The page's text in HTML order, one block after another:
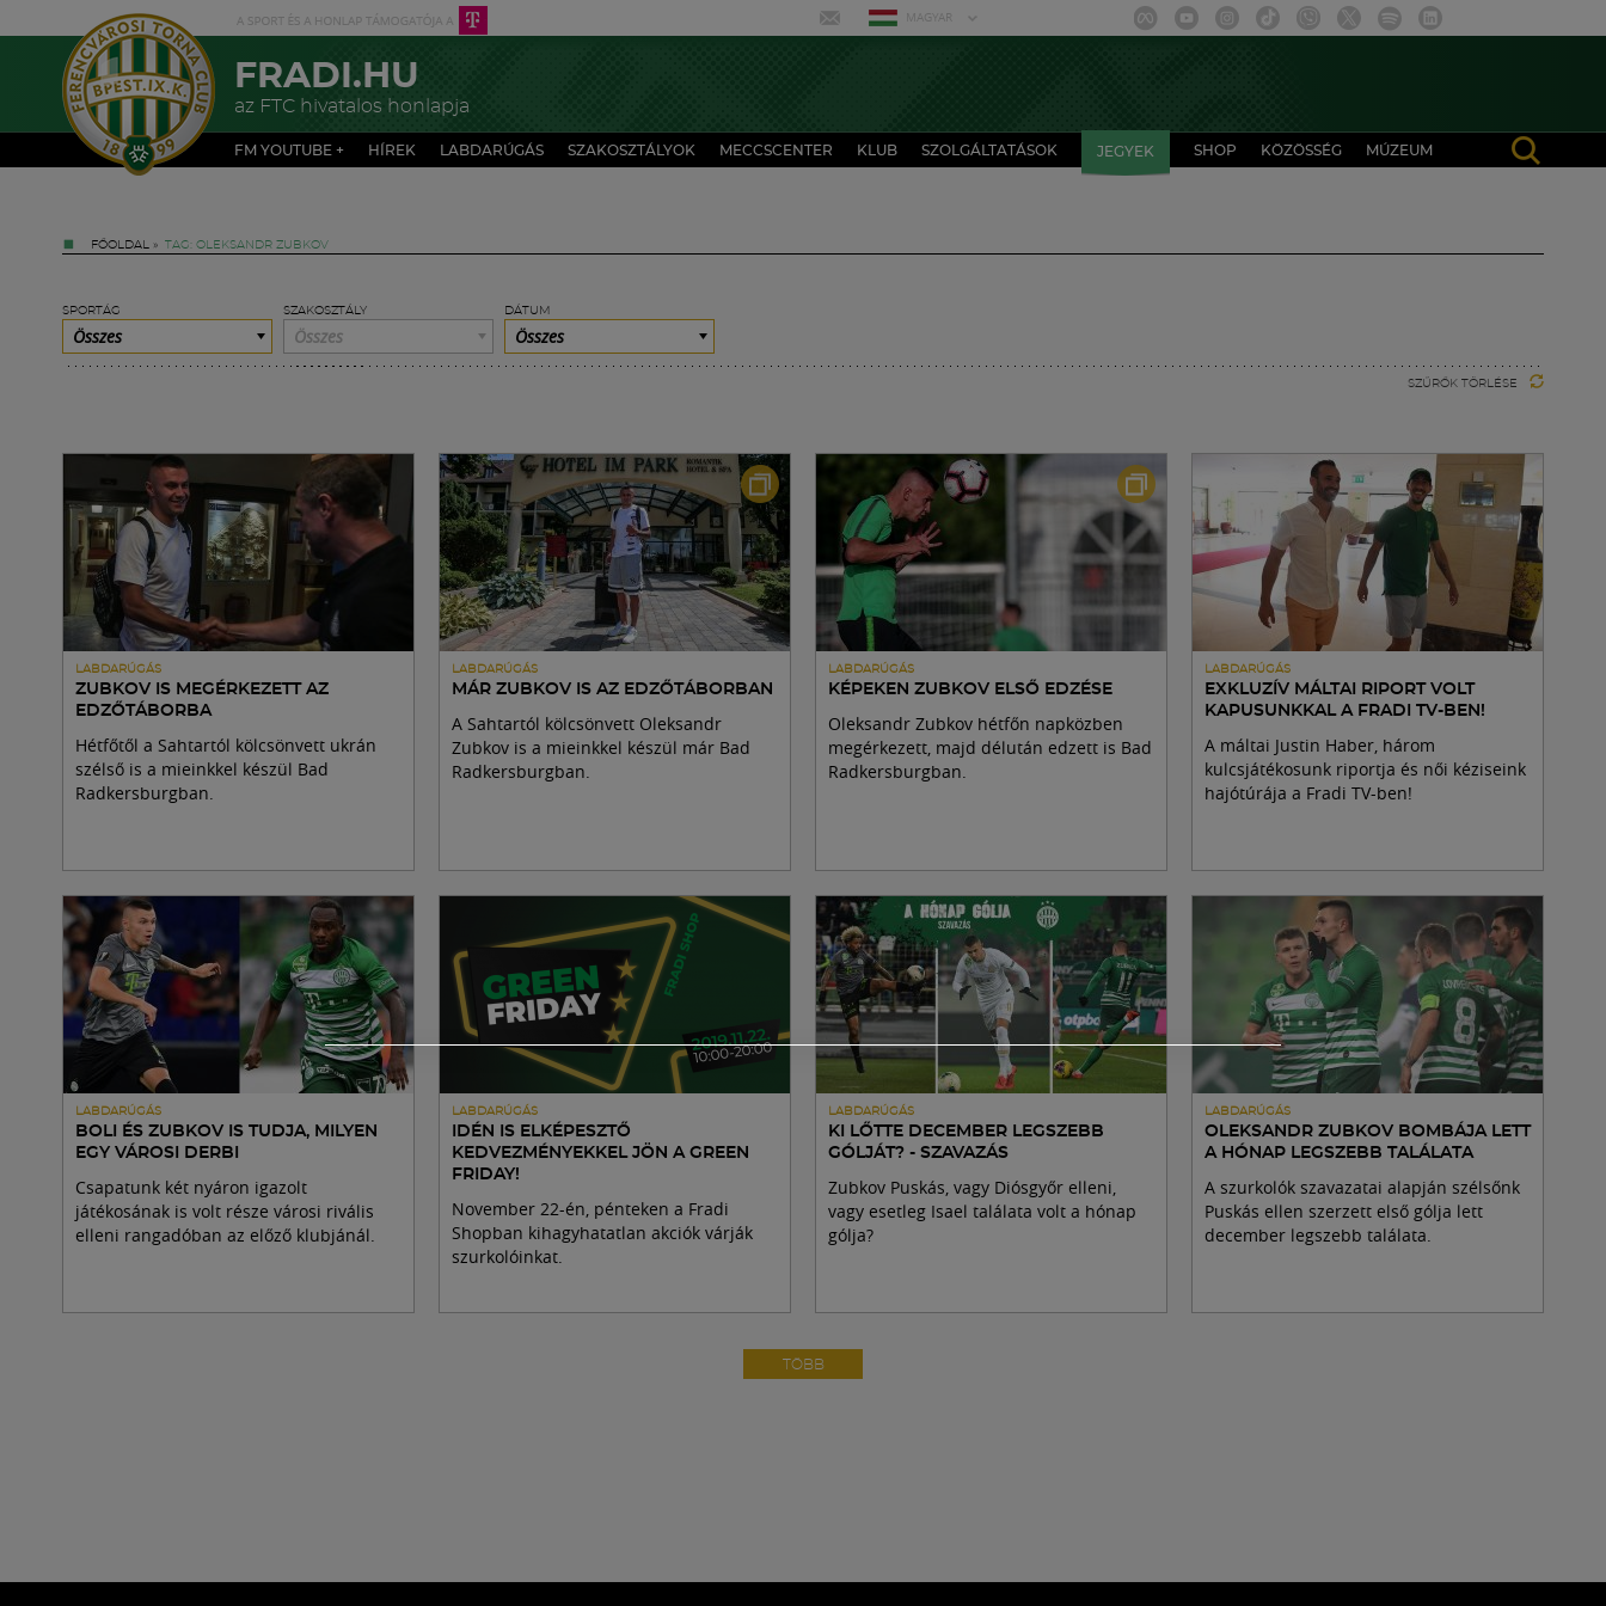
MAGYAR
FRADI.HU
az FTC hivatalos honlapja
FM YOUTUBE + HÍREK LABDARÚGÁS SZAKOSZTÁLYOK MECCSCENTER KLUB SZOLGÁLTATÁSOK JEGYEK SHOP KÖZÖSSÉG MÚZEUM
FŐOLDAL » TAG: OLEKSANDR ZUBKOV
SPORTÁG
Összes
SZAKOSZTÁLY
Összes
DÁTUM
Összes
SZŰRŐK TÖRLÉSE
LABDARÚGÁS
ZUBKOV IS MEGÉRKEZETT AZ
EDZŐTÁBORBA
Hétfőtől a Sahtartól kölcsönvett ukrán
szélső is a mieinkkel készül Bad
Radkersburgban.
LABDARÚGÁS
MÁR ZUBKOV IS AZ EDZŐTÁBORBAN
A Sahtartól kölcsönvett Oleksandr
Zubkov is a mieinkkel készül már Bad
Radkersburgban.
LABDARÚGÁS
KÉPEKEN ZUBKOV ELSŐ EDZÉSE
Oleksandr Zubkov hétfőn napközben
megérkezett, majd délután edzett is Bad
Radkersburgban.
LABDARÚGÁS
EXKLUZÍV MÁLTAI RIPORT VOLT
KAPUSUNKKAL A FRADI TV-BEN!
A máltai Justin Haber, három
kulcsjátékosunk riportja és női kéziseink
hajótúrája a Fradi TV-ben!
LABDARÚGÁS
BOLI ÉS ZUBKOV IS TUDJA, MILYEN
EGY VÁROSI DERBI
Csapatunk két nyáron igazolt
játékosának is volt része városi rivális
elleni rangadóban az előző klubjánál.
LABDARÚGÁS
IDÉN IS ELKÉPESZTŐ
KEDVEZMÉNYEKKEL JÖN A GREEN
FRIDAY!
November 22-én, pénteken a Fradi
Shopban kihagyhatatlan akciók várják
szurkolóinkat.
LABDARÚGÁS
KI LŐTTE DECEMBER LEGSZEBB
GÓLJÁT? - SZAVAZÁS
Zubkov Puskás, vagy Diósgyőr elleni,
vagy esetleg Isael találata volt a hónap
gólja?
LABDARÚGÁS
OLEKSANDR ZUBKOV BOMBÁJA LETT
A HÓNAP LEGSZEBB TALÁLATA
A szurkolók szavazatai alapján szélsőnk
Puskás ellen szerzett első gólja lett
december legszebb találata.
TÖBB